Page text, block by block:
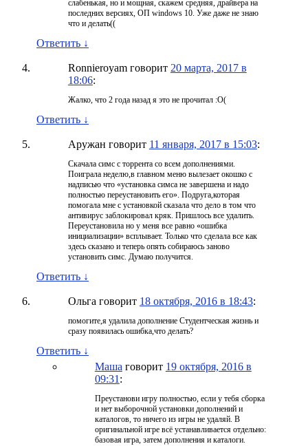
слабенькая, но и мощная, скажем средняя, драйвера на
последних версиях, ОП windows 10. Уже даже не знаю
что и делать((
Ответить ↓
Ronnieroyam говорит 20 марта, 2017 в
18:06:
Жалко, что 2 года назад я это не прочитал :O(
Ответить ↓
Аружан говорит 11 января, 2017 в 15:03:
Скачала симс с торрента со всем дополнениями.
Поиграла неделю,в главном меню вылезает окошко с
надписью что «установка симса не завершена и надо
полностью переустановить его». Подруга,которая
помогала мне с установкой сказала что дело в том что
антивирус заблокировал кряк. Пришлось все удалить.
Переустановила но у меня все равно «ошибка
инициализации» всплывает. Только что сделала все как
здесь сказано и теперь опять собираюсь заново
установить симс. Думаю получится.
Ответить ↓
Ольга говорит 18 октября, 2016 в 18:43:
помогите,я удалила дополнение Студентческая жизнь и
сразу появилась ошибка,что делать?
Ответить ↓
Маша говорит 19 октября, 2016 в
09:31 :
Преустанови игру полностью, если у тебя сборка
и нет выборочной установки дополнений и
каталогов, то ничего из игры не удаляй. В
оригинальной игре всё устанавливается отдельно:
базовая игра, затем дополнения и каталоги.